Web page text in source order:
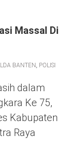
Massal Di
BANTEN , POLISI
dalam
Ke 75,
Kabupaten
Raya